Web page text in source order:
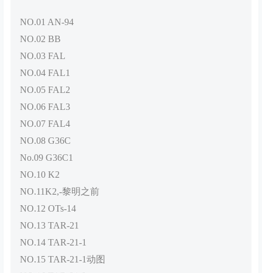
NO.01 AN-94
NO.02 BB
NO.03 FAL
NO.04 FAL1
NO.05 FAL2
NO.06 FAL3
NO.07 FAL4
NO.08 G36C
No.09 G36C1
NO.10 K2
NO.11K2,-黎明之前
NO.12 OTs-14
NO.13 TAR-21
NO.14 TAR-21-1
NO.15 TAR-21-1动图